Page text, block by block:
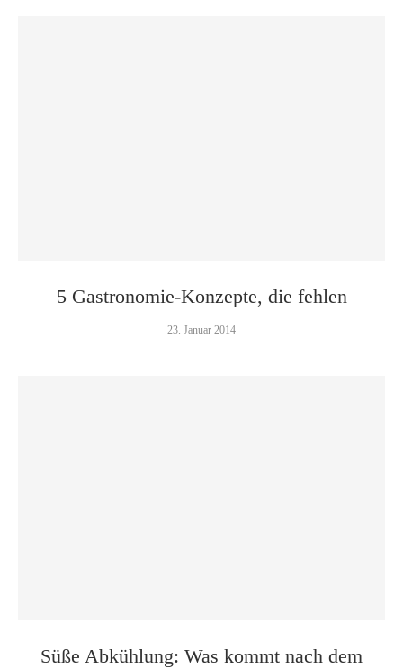
5 Gastronomie-Konzepte, die fehlen
23. Januar 2014
Süße Abkühlung: Was kommt nach dem